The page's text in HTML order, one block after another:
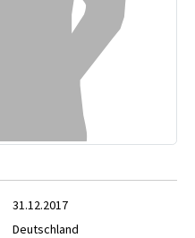
31.12.2017
Deutschland